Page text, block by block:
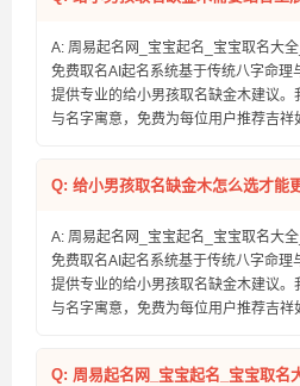
A: 周易起名网_宝宝起名_宝宝取名大
免费取名AI起名系统基于传统八字命理
提供专业的给小男孩取名缺金木建议
与名字寓意，免费为每位用户推荐吉祥
Q: 给小男孩取名缺金木怎么选才能
A: 周易起名网_宝宝起名_宝宝取名大
免费取名AI起名系统基于传统八字命理
提供专业的给小男孩取名缺金木建议
与名字寓意，免费为每位用户推荐吉祥
Q: 周易起名网_宝宝起名_宝宝取名